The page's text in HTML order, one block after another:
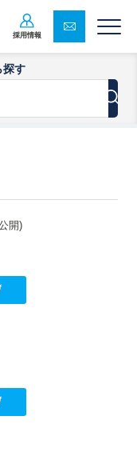
採用情報
探す
開)